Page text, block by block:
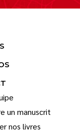
un manuscrit
nos livres